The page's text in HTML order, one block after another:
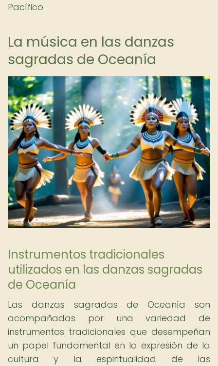
Pacífico.
La música en las danzas
sagradas de Oceanía
Instrumentos tradicionales
utilizados en las danzas sagradas
de Oceanía
Las danzas sagradas de Oceanía son
acompañadas por una variedad de
instrumentos tradicionales que desempeñan
un papel fundamental en la expresión de la
cultura y la espiritualidad de las